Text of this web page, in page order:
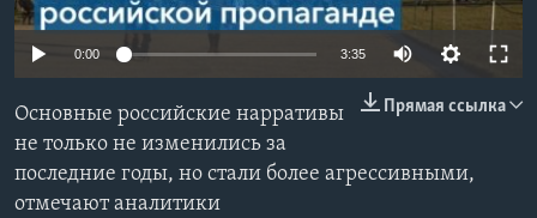
Языки
0:00 3:35
Прямая ссылка
Основные российские нарративы
не только не изменились за
последние годы, но стали более агрессивными,
отмечают аналитики